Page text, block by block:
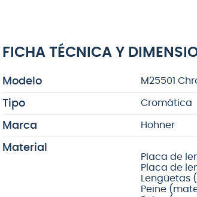
FICHA TÉCNICA Y
Modelo M25501
Tipo Cromática
Marca Hohner
Material
Placa de
Placa de
Lengüetas
Peine